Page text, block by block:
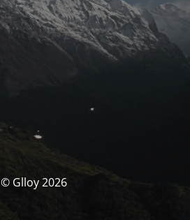
© Glloy 2026